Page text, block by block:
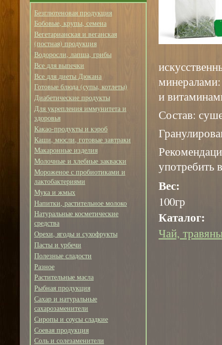
Безглютеновая продукция
Бобовые, крупы, семена
Вегетарианская и веганская
(постная) продукция
Водоросли, лапша, грибы
Все для выпечки
Все для диеты Дюкана
Готовые блюда (супы, котлеты)
Диабетические продукты
Для укрепления иммунитета и
здоровья
Какао-продукты и кэроб
Каши, мюсли, готовые завтраки
Макаронные изделия
Молочные и хлебные закваски
Мороженое с пробиотиками и
лактобактериями
Мука и жмых
Напитки, растительное молоко
Натуральные косметические
средства
Орехи, ягоды и сухофрукты
Пасты и урбечи
Полезные сладости
Разное
Растительные масла
Рыбная продукция
Сахар и натуральные
сахарозаменители
Сиропы и соусы сладкие
Соевая продукция
Соль и солезаменители
и
Состав:
употребить
Вес:
100гр
Каталог:
Чай,